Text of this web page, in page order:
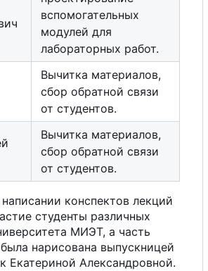
вспомогательных
модулей для
лабораторных работ.
Вычитка материалов,
сбор обратной связи
от студентов.
Вычитка материалов,
сбор обратной связи
от студентов.
конспектов лекций
студенты различных
МИЭТ, а часть
нарисована выпускницей
Александровной.